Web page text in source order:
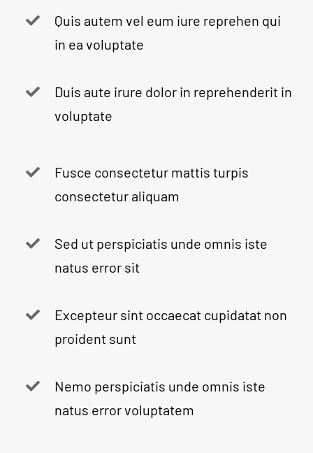
Quis autem vel eum iure reprehen qui
in ea voluptate
Duis aute irure dolor in reprehenderit in
voluptate
Fusce consectetur mattis turpis
consectetur aliquam
Sed ut perspiciatis unde omnis iste
natus error sit
Excepteur sint occaecat cupidatat non
proident sunt
Nemo perspiciatis unde omnis iste
natus error voluptatem